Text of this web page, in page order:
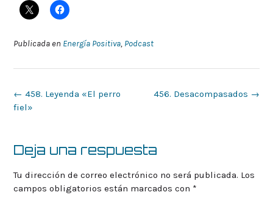
Publicada en Energía Positiva, Podcast
Navegación
de
456. Desacompasados →
← 458. Leyenda «El perro
fiel»
Deja una respuesta
Tu dirección de correo electrónico no será publicada. Los
campos obligatorios están marcados con *